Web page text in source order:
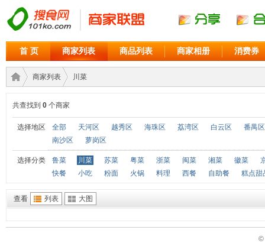
首 页 商家列表 商品列表 商家相册 消费券
商家›
商家列表
›
川菜
共查找到 0 个商家
选择地区 全部 天河区 越秀区 海珠区 荔湾区 白云区
番禺区
南沙区
萝岗区
选择分类 鲁菜 川菜 苏菜 粤菜 浙菜 闽菜 湘菜 徽菜
快餐
小吃 粉面 火锅 料理 西餐 自助餐 糕点甜
查看 列表 大图
©